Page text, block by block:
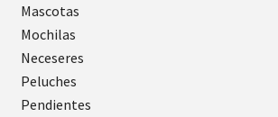
Mascotas
Mochilas
Neceseres
Peluches
Pendientes